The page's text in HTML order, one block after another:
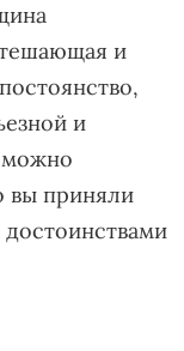
и
и
можно
вы приняли
достоинствами